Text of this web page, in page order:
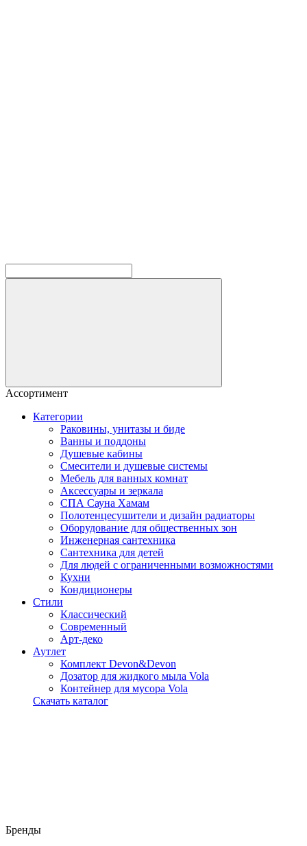
Ассортимент
Категории
Раковины, унитазы и биде
Ванны и поддоны
Душевые кабины
Смесители и душевые системы
Мебель для ванных комнат
Аксессуары и зеркала
СПА Сауна Хамам
Полотенцесушители и дизайн радиаторы
Оборудование для общественных зон
Инженерная сантехника
Сантехника для детей
Для людей с ограниченными возможностями
Кухни
Кондиционеры
Стили
Классический
Современный
Арт-деко
Аутлет
Комплект Devon&Devon
Дозатор для жидкого мыла Vola
Контейнер для мусора Vola
Скачать каталог
Бренды